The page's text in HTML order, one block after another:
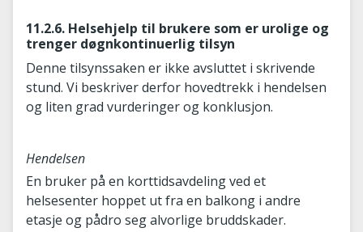
11.2.6. Helsehjelp til brukere som er urolige og
trenger døgnkontinuerlig tilsyn
Denne tilsynssaken er ikke avsluttet i skrivende
stund. Vi beskriver derfor hovedtrekk i hendelsen
og liten grad vurderinger og konklusjon.
Hendelsen
En bruker på en korttidsavdeling ved et
helsesenter hoppet ut fra en balkong i andre
etasje og pådro seg alvorlige bruddskader.